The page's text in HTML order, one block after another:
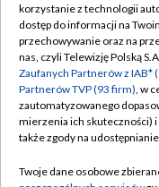
Abonament TVP
Emisja w TVP
Centrum informacji
Naziemna
korzystanie z technologii
dostęp do informacji na
przechowywanie oraz na
nas, czyli Telewizję Polską
Zaufanych Partnerów z IAB*
Partnerów TVP (93 firm), w
zautomatyzowanego
mierzenia ich skuteczności)
także zgody na
Twoje dane osobowe